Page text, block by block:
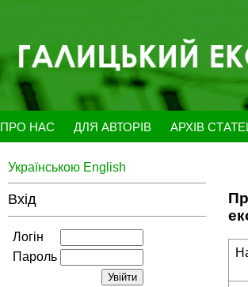
ПРО НАС ДЛЯ АВТОРІВ АРХІВ
Українською English
Вхід
Логін
Пароль